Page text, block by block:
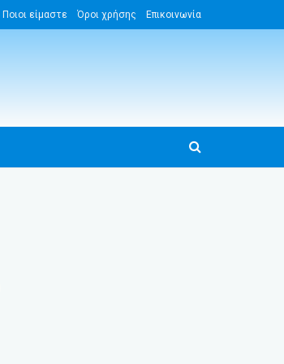
Ποιοι είμαστε Όροι χρήσης Επικοινωνία